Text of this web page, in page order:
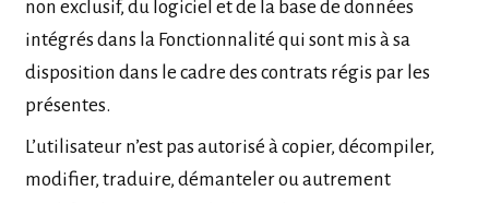
non exclusif, du logiciel et de la base de données
intégrés dans la Fonctionnalité qui sont mis à sa
disposition dans le cadre des contrats régis par les
présentes.
L’utilisateur n’est pas autorisé à copier, décompiler,
modifier, traduire, démanteler ou autrement